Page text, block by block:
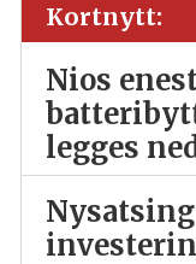
Kortnytt:
Nios
legges